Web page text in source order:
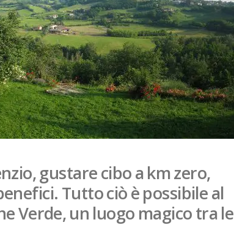
gustare cibo a km zero,
Tutto ciò è possibile al
Verde, un luogo magico tra le